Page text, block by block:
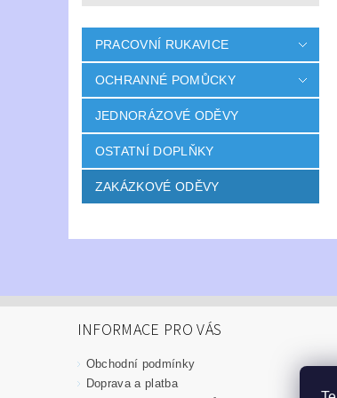
PRACOVNÍ RUKAVICE
OCHRANNÉ POMŮCKY
JEDNORÁZOVÉ ODĚVY
OSTATNÍ DOPLŇKY
ZAKÁZKOVÉ ODĚVY
INFORMACE PRO VÁS
Obchodní podmínky
Doprava a platba